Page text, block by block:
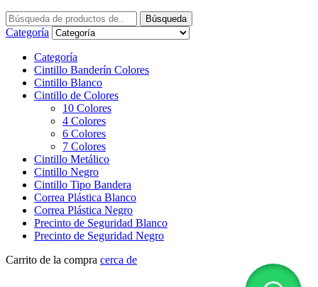
Búsqueda
Categoría
Categoría
Cintillo Banderín Colores
Cintillo Blanco
Cintillo de Colores
10 Colores
4 Colores
6 Colores
7 Colores
Cintillo Metálico
Cintillo Negro
Cintillo Tipo Bandera
Correa Plástica Blanco
Correa Plástica Negro
Precinto de Seguridad Blanco
Precinto de Seguridad Negro
Carrito de la compra cerca de